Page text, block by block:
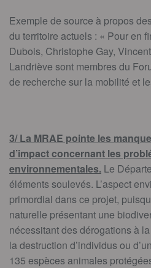
Exemple de source à propos
du territoire actuels : « Pour en
Dubois, Christophe Gay,
Landriève sont membres du
de recherche sur la mobilité et
3/ La MRAE pointe les
d’impact concernant les
environnementales. Le
éléments soulevés. L’aspect
primordial dans ce projet,
naturelle présentant une
nécessitant des dérogations à
la destruction d’individus ou
135 espèces animales